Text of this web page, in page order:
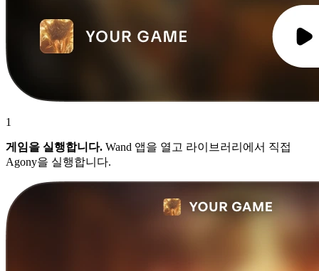
1
게임을 실행합니다. Wand 앱을 열고 라이브러리에서 직접
Agony을 실행합니다.